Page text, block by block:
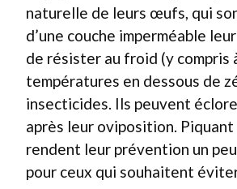
naturelle de leurs œufs, qui
d’une couche imperméable
de résister au froid (y compris
températures en dessous de
insecticides. Ils peuvent éclore
après leur oviposition. Piquant
rendent leur prévention un
pour ceux qui souhaitent